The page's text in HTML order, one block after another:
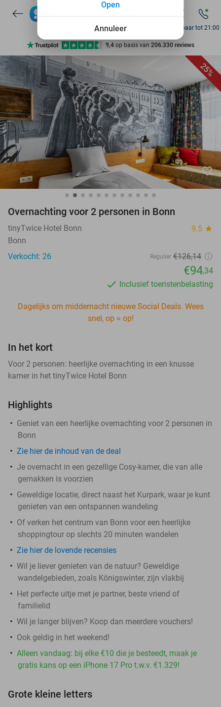
Ontdek 15.000+ deals
7 dagen per week beschikbaar
10+ miljoen leden
9,4 op basis van206.330 reviews
Ontdek 15.000+ deals
7 dagen per week beschikbaar
10+ miljoen leden
Bereikbaar tot 21:00
25%
favorite_border
Overnachting voor 2 personen in Bonn
tinyTwice Hotel Bonn 9.5 star
Bonn
Verkocht: 26
Regulier €126,14
€94,34
Inclusief toeristenbelasting
Dagelijks om middernacht nieuwe Social Deals. Wees
snel, op = op!
In het kort
Voor 2 personen: heerlijke overnachting in een knusse
kamer in het tinyTwice Hotel Bonn
Highlights
Geniet van een heerlijke overnachting voor 2 personen in
Bonn
Zie hier de inhoud van de deal
Je overnacht in een gezellige Cosy-kamer, die van alle
gemakken is voorzien
Geweldige locatie, direct naast het Kurpark, waar je kunt
genieten van een ontspannen wandeling
Of verken het centrum van Bonn voor een heerlijke
shoppingtour op slechts 20 minuten wandelen
Zie hier de lovende recensies
Wil je liever genieten van de natuur? Geweldige
wandelgebieden, zoals Königswinter, zijn vlakbij
Het perfecte uitje met je partner, beste vriend of
familielid
Wil je langer blijven? Koop dan meerdere vouchers!
Ook geldig in het weekend!
Alleen vandaag: bij elke €10 die je besteedt, maak je
gratis kans op een iPhone 17 Pro t.w.v. €1.329!
Grote kleine letters
Annuleer
Open